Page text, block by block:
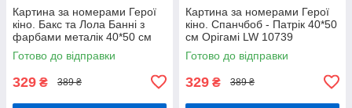
Картина за номерами Герої
кіно. Бакс та Лола Банні з
фарбами металік 40*50 см
Орігамі LW 3477
Готово до відправки
329 ₴ 389 ₴
Картина за номерами Герої
кіно. Спанчбоб - Патрік 40*50
см Орігамі LW 10739
Готово до відправки
329 ₴ 389 ₴